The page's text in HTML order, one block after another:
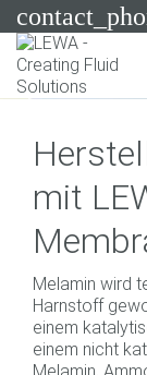
Systeme
Branchen
Anwendungen
Services
Consulting
mit
Melamin wird
Harnstoff
einem
einem nicht